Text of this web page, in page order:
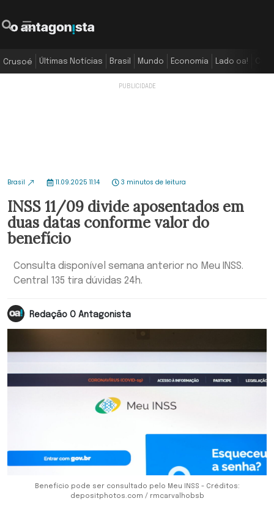
Crusoé Últimas Notícias Brasil Mundo Economia Lado oa!
Brasil 11.09.2025 11:14 3 minutos de leitura
INSS 11/09 divide aposentados em
duas datas conforme valor do
benefício
Consulta disponível semana anterior no Meu INSS.
Central 135 tira dúvidas 24h.
Redação O Antagonista
Benefício pode ser consultado pelo Meu INSS - Créditos:
depositphotos.com / rmcarvalhobsb